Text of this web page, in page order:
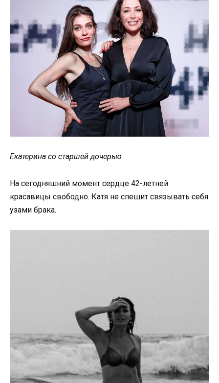
Екатерина со старшей дочерью
На сегодняшний момент сердце 42-летней
красавицы свободно. Катя не спешит связывать себя
узами брака.